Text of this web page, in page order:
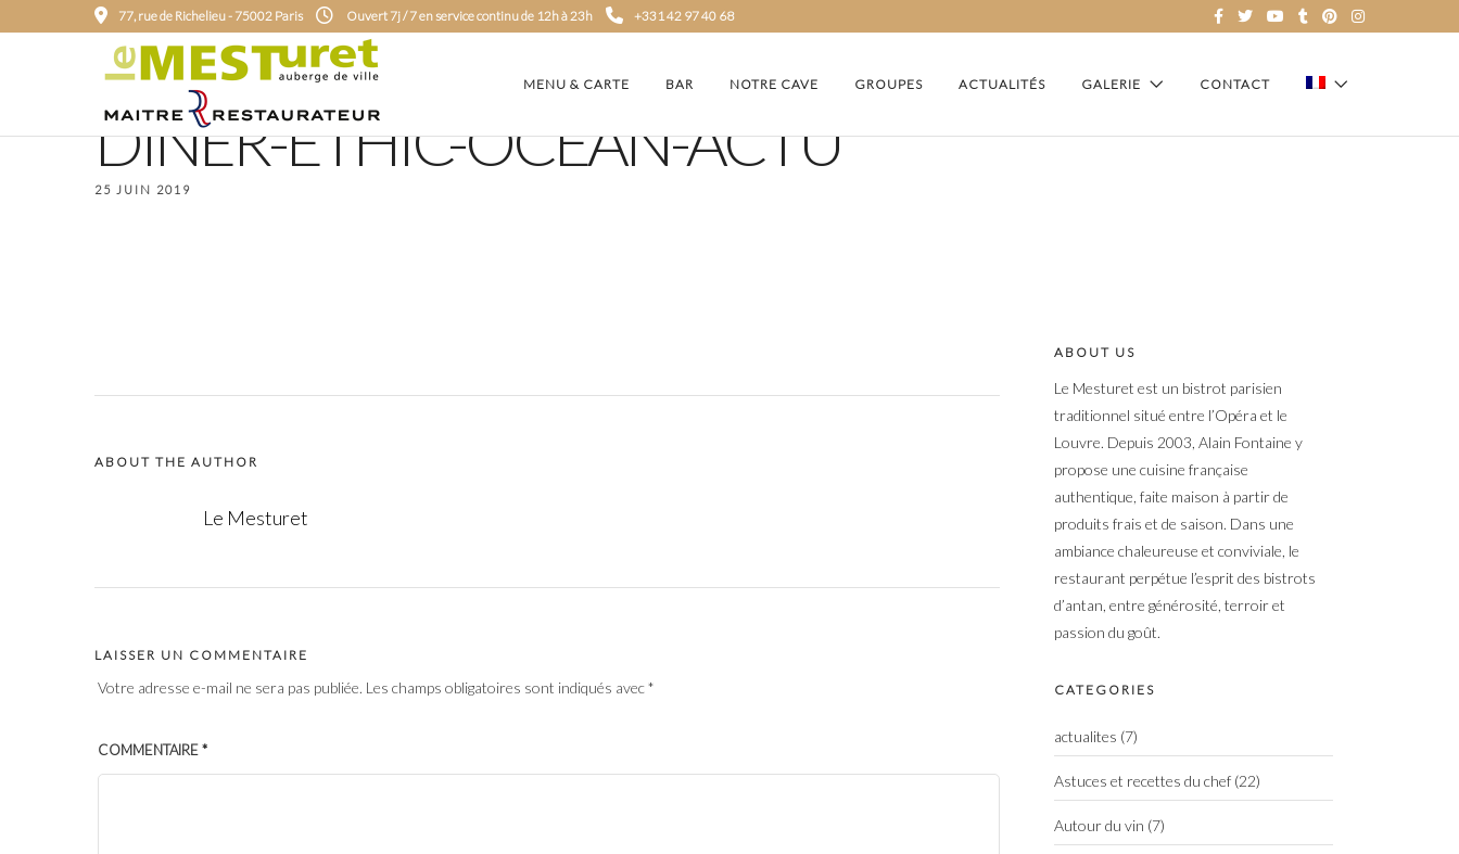
77, rue de Richelieu - 75002 Paris Ouvert 7j / 7 en service continu de 12h à 23h +331 42 97 40 68
MENU & CARTE BAR NOTRE CAVE GROUPES ACTUALITÉS GALERIE CONTACT
DINER-ETHIC-OCEAN-ACTU
25 JUIN 2019
ABOUT THE AUTHOR
Le Mesturet
LAISSER UN COMMENTAIRE
Votre adresse e-mail ne sera pas publiée. Les champs obligatoires sont indiqués avec*
COMMENTAIRE*
ABOUT US
Le Mesturet est un bistrot parisien
traditionnel situé entre l’Opéra et le
Louvre. Depuis 2003, Alain Fontaine y
propose une cuisine française
authentique, faite maison à partir de
produits frais et de saison. Dans une
ambiance chaleureuse et conviviale, le
restaurant perpétue l’esprit des bistrots
d’antan, entre générosité, terroir et
passion du goût.
CATEGORIES
actualites (7)
Astuces et recettes du chef (22)
Autour du vin (7)